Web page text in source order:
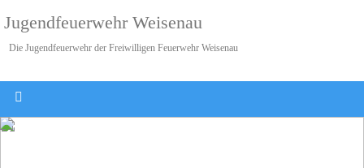
Jugendfeuerwehr Weisenau
Die Jugendfeuerwehr der Freiwilligen Feuerwehr Weisenau